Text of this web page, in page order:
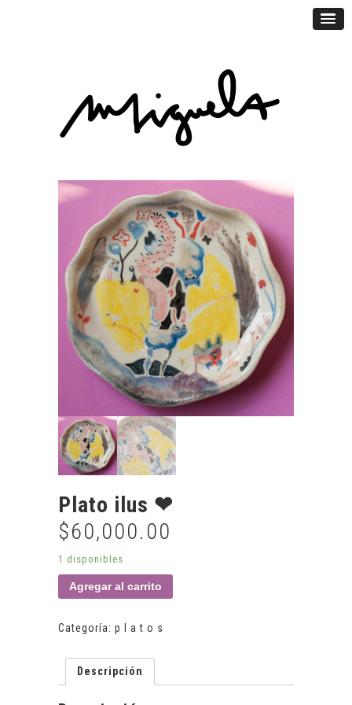
Plato ilus ❤
$60,000.00
1 disponibles
Agregar al carrito
Categoría: p l a t o s
Descripción